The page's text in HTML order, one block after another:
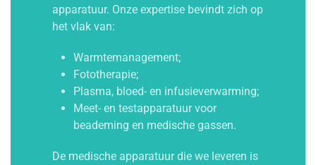
apparatuur. Onze expertise bevindt zich op
het vlak van:
Warmtemanagement;
Fototherapie;
Plasma, bloed- en infusieverwarming;
Meet- en testapparatuur voor
beademing en medische gassen.
De medische apparatuur die we leveren is